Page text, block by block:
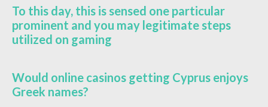
To this day, this is sensed one particular
prominent and you may legitimate steps
utilized on gaming
Would online casinos getting Cyprus enjoys
Greek names?